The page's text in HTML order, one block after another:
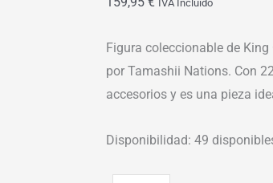
IVA Incluído
Figura coleccionable de
por Tamashii Nations. Con
accesorios y es una pieza
Disponibilidad: 49